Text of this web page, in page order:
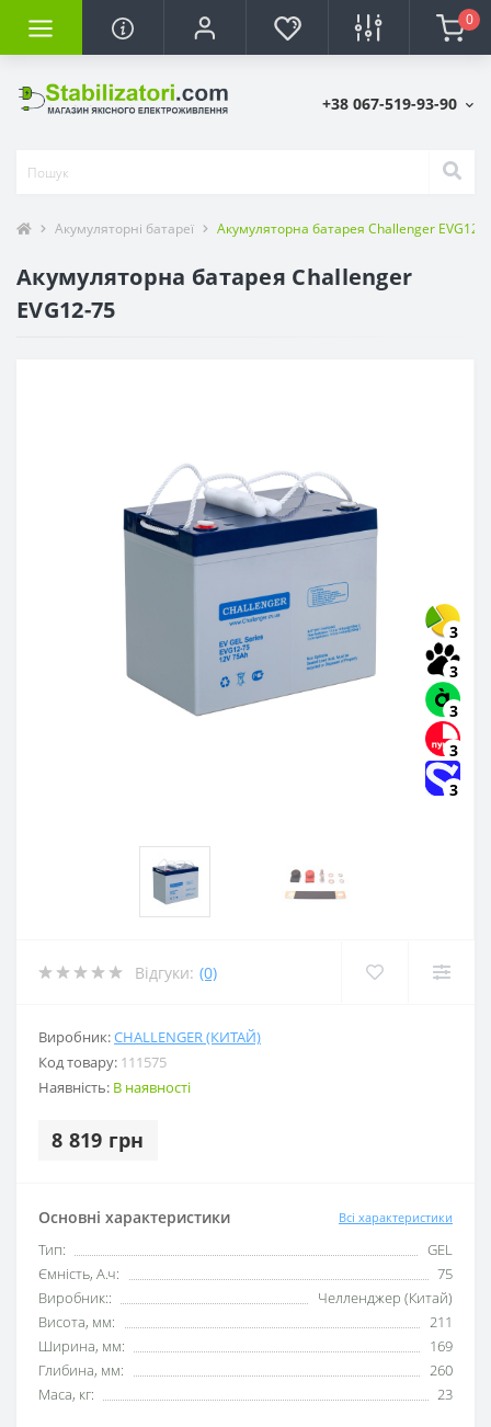
0
+38 067-519-93-90
Акумуляторні батареї Акумуляторна батарея Challenger EVG12-
Акумуляторна батарея Challenger
EVG12-75
3
3
3
3
3
Відгуки: (0)
Виробник:CHALLENGER (КИТАЙ)
Код товару: 111575
Наявність: В наявності
8 819 грн
Основні характеристики Всі характеристики
Тип:
GEL
Ємність, А.ч:
75
Виробник::
Челленджер (Китай)
Висота, мм:
211
Ширина, мм:
169
Глибина, мм:
260
Маса, кг:
23